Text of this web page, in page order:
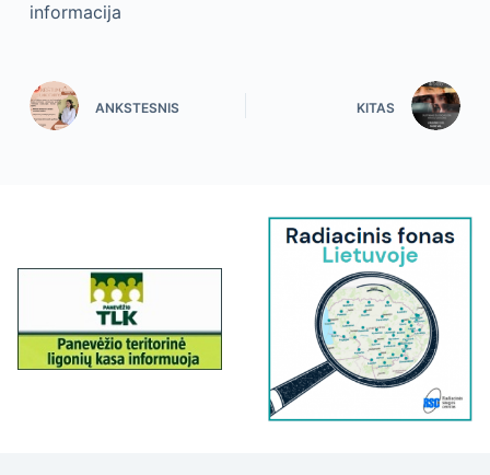
informacija
ANKSTESNIS KITAS